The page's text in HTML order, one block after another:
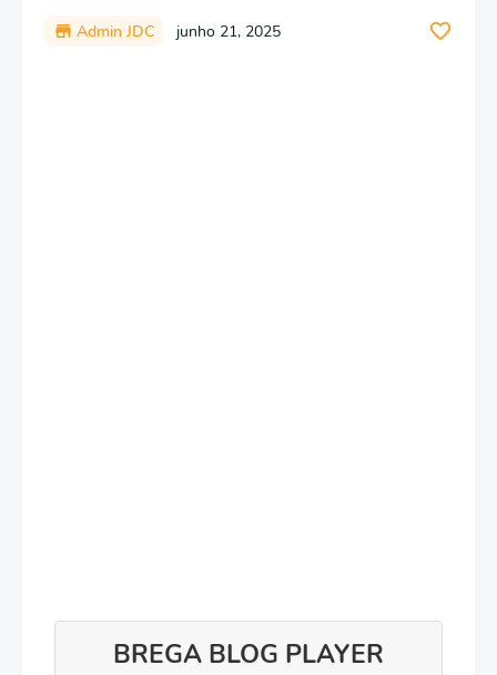
Admin JDC junho 21, 2025
BREGA BLOG PLAYER